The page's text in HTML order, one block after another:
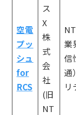
空電
プッ
シュ
for
RCS
ス
X
株
式
会
社
(旧
NT
業
信
通
リ